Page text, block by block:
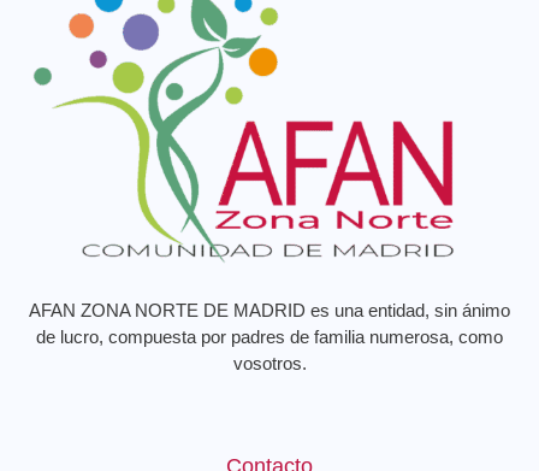
AFAN ZONA NORTE DE MADRID es una entidad, sin ánimo
de lucro, compuesta por padres de familia numerosa, como
vosotros.
Contacto